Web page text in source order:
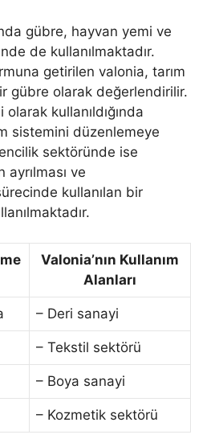
gübre, hayvan yemi ve
de kullanılmaktadır.
getirilen valonia, tarım
gübre olarak değerlendirilir.
kullanıldığında
sistemini düzenlemeye
sektöründe ise
ve
kullanılan bir
Valonia’nın Kullanım
Alanları
– Deri sanayi
– Tekstil sektörü
– Boya sanayi
– Kozmetik sektörü